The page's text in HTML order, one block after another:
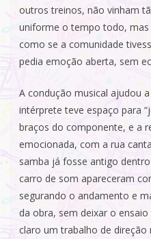
outros treinos, não vinham
uniforme o tempo todo, mas
como se a comunidade
pedia emoção aberta, sem
A condução musical ajudou
intérprete teve espaço para
braços do componente, e a
emocionada, com a rua
samba já fosse antigo
carro de som apareceram
segurando o andamento e
da obra, sem deixar o
claro um trabalho de direção